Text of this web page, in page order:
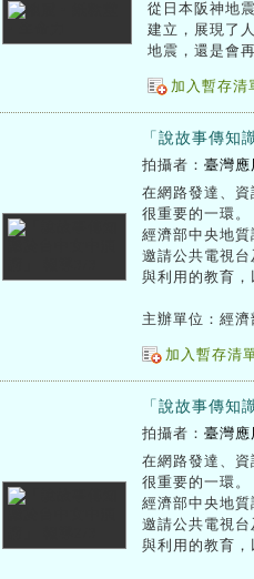
從日本阪神地
建立，展現了
地震，還是會
加入暫存清
「說故事傳知
拍攝者： 臺灣應
在網路發達、
很重要的一環。
經濟部中央地
邀請公共電視
與利用的教育，
主辦單位：經
加入暫存清
「說故事傳知
拍攝者： 臺灣應
在網路發達、
很重要的一環。
經濟部中央地
邀請公共電視
與利用的教育，